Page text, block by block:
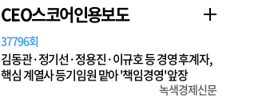
CEO스코어인용보도
37796회
김동관·정기선·정용진·이규호 등 경영 후계자,
핵심 계열사 등기임원 맡아 '책임경영' 앞장
녹색경제신문